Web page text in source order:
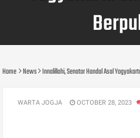
Home News Innalillahi, Senator Handal Asal
WARTA JOGJA OCTOBER 28, 2023